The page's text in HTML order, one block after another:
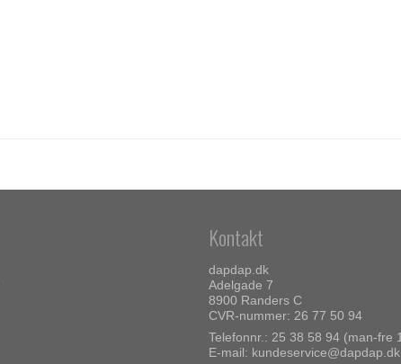
Kontakt
dapdap.dk
Adelgade 7
8900 Randers C
CVR-nummer: 26 77 50 94
Telefonnr.: 25 38 58 94 (man-fre
E-mail: kundeservice@dapdap.dk